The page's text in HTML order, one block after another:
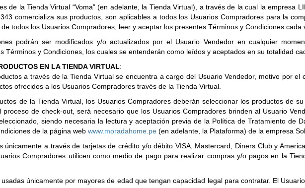
de la Tienda Virtual “Voma” (en adelante, la Tienda Virtual), a través de la cual la empresa
comercializa sus productos, son aplicables a todos los Usuarios Compradores para la
todos los Usuarios Compradores, leer y aceptar los presentes Términos y Condiciones cada
podrán ser modificados y/o actualizados por el Usuario Vendedor en cualquier
Términos y Condiciones, los cuales se entenderán como leídos y aceptados en su totalidad
EN LA TIENDA VIRTUAL:
a través de la Tienda Virtual se encuentra a cargo del Usuario Vendedor, motivo por
ofrecidos a los Usuarios Compradores través de la Tienda Virtual.
de la Tienda Virtual, los Usuarios Compradores deberán seleccionar los productos de
de check-out, será necesario que los Usuarios Compradores brinden al Usuario
siendo necesaria la lectura y aceptación previa de la Política de Tratamiento de
de la página webwww.moradahome.pe (en adelante, la Plataforma) de la empresa
únicamente a través de tarjetas de crédito y/o débito VISA, Mastercard, Diners Club y
Compradores utilicen como medio de pago para realizar compras y/o pagos en la
únicamente por mayores de edad que tengan capacidad legal para contratar. El